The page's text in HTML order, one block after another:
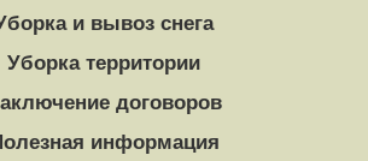
и вывоз снега
Уборка территории
договоров
информация